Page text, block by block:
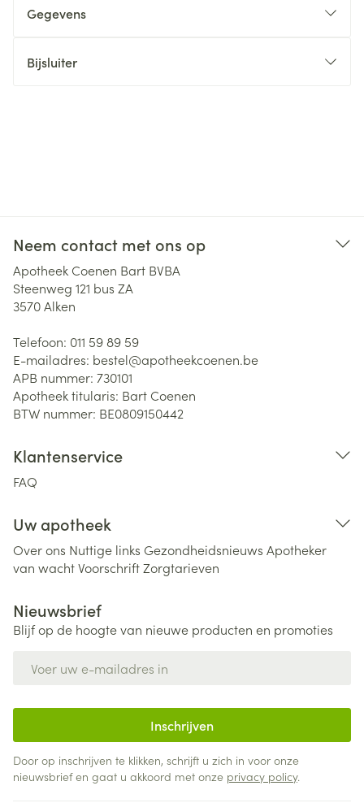
Gegevens
Bijsluiter
Neem contact met ons op
Apotheek Coenen Bart BVBA
Steenweg 121 bus ZA
3570Alken
Telefoon: 011 59 89 59
E-mailadres: bestel@apotheekcoenen.be
APB nummer: 730101
Apotheek titularis: Bart Coenen
BTW nummer: BE0809150442
Klantenservice
FAQ
Uw apotheek
Over ons Nuttige links Gezondheidsnieuws Apotheker
van wachtVoorschriftZorgtarieven
Nieuwsbrief
Blijf op de hoogte van nieuwe producten en promoties
Inschrijven
Door op inschrijven te klikken, schrijft u zich in voor onze
nieuwsbrief en gaat u akkoord met onze privacy policy.